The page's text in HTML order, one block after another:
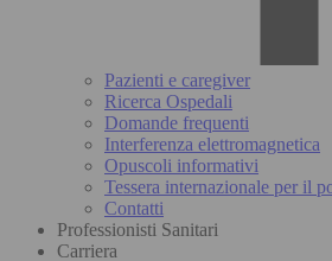
Pazienti e caregiver
Ricerca Ospedali
Domande frequenti
Interferenza elettromagnetica
Opuscoli informativi
Tessera internazionale per il
Contatti
Professionisti Sanitari
Carriera